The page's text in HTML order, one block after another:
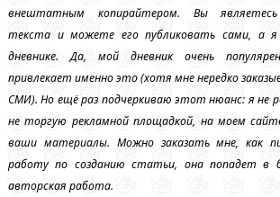
внештатным копирайтером. Вы являетесь
текста и можете его публиковать сами, а
дневнике. Да, мой дневник очень
привлекает именно это (хотя мне нередко
СМИ). Но ещё раз подчеркиваю этот нюанс: я не
не торгую рекламной площадкой, на моем
ваши материалы. Можно заказать мне, как
работу по созданию статьи, она попадет в
авторская работа.